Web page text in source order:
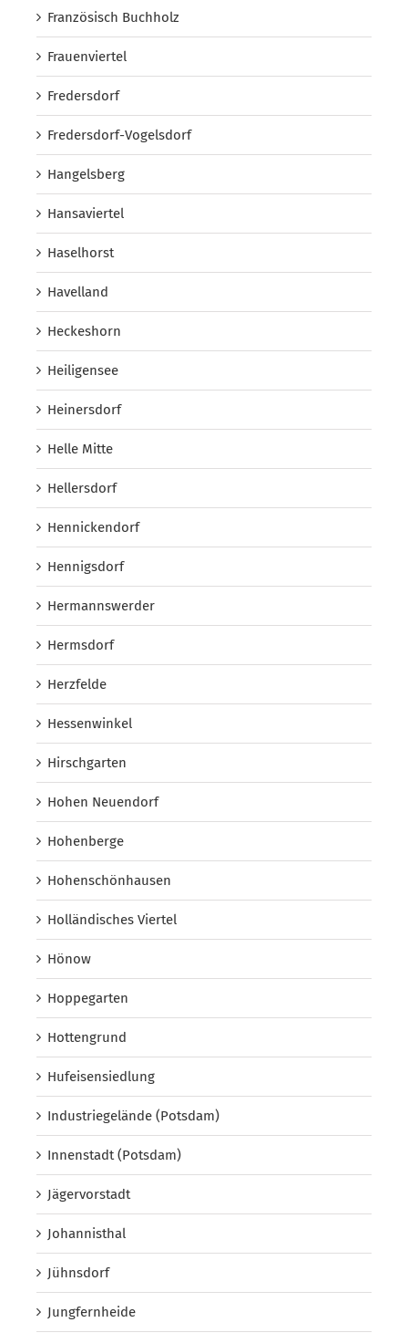
Französisch Buchholz
Frauenviertel
Fredersdorf
Fredersdorf-Vogelsdorf
Hangelsberg
Hansaviertel
Haselhorst
Havelland
Heckeshorn
Heiligensee
Heinersdorf
Helle Mitte
Hellersdorf
Hennickendorf
Hennigsdorf
Hermannswerder
Hermsdorf
Herzfelde
Hessenwinkel
Hirschgarten
Hohen Neuendorf
Hohenberge
Hohenschönhausen
Holländisches Viertel
Hönow
Hoppegarten
Hottengrund
Hufeisensiedlung
Industriegelände (Potsdam)
Innenstadt (Potsdam)
Jägervorstadt
Johannisthal
Jühnsdorf
Jungfernheide